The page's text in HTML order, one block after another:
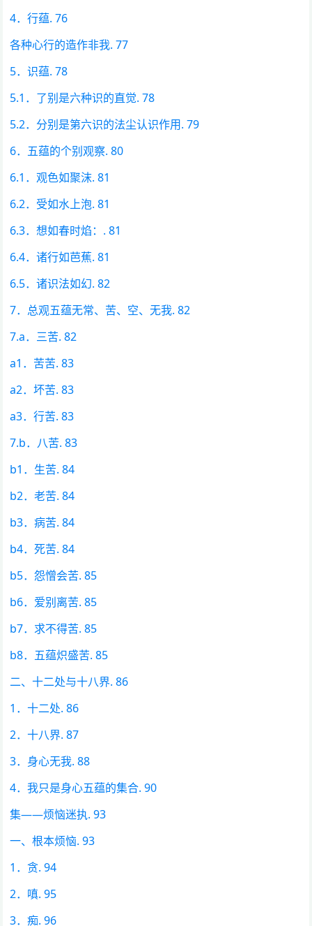
4．行蕴. 76
各种心行的造作非我. 77
5．识蕴. 78
5.1．了别是六种识的直觉. 78
5.2．分别是第六识的法尘认识作用. 79
6．五蕴的个别观察. 80
6.1．观色如聚沫. 81
6.2．受如水上泡. 81
6.3．想如春时焰：. 81
6.4．诸行如芭蕉. 81
6.5．诸识法如幻. 82
7．总观五蕴无常、苦、空、无我. 82
7.a．三苦. 82
a1．苦苦. 83
a2．坏苦. 83
a3．行苦. 83
7.b．八苦. 83
b1．生苦. 84
b2．老苦. 84
b3．病苦. 84
b4．死苦. 84
b5．怨憎会苦. 85
b6．爱别离苦. 85
b7．求不得苦. 85
b8．五蕴炽盛苦. 85
二、十二处与十八界. 86
1．十二处. 86
2．十八界. 87
3．身心无我. 88
4．我只是身心五蕴的集合. 90
集——烦恼迷执. 93
一、根本烦恼. 93
1．贪. 94
2．嗔. 95
3．痴. 96